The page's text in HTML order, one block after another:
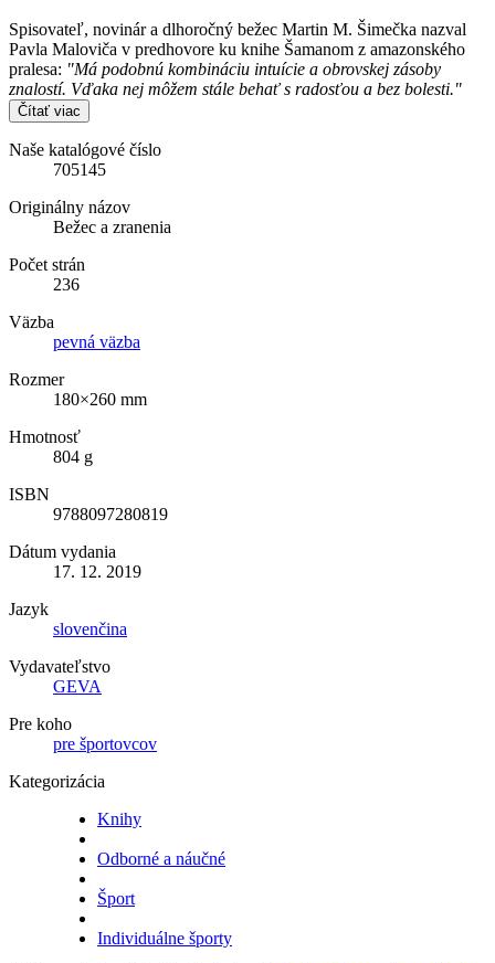
Spisovateľ, novinár a dlhoročný bežec Martin M. Šimečka nazval
Pavla Maloviča v predhovore ku knihe Šamanom z amazonského
pralesa: "Má podobnú kombináciu intuície a obrovskej zásoby
znalostí. Vďaka nej môžem stále behať s radosťou a bez bolesti."
Čítať viac
Naše katalógové číslo
705145
Originálny názov
Bežec a zranenia
Počet strán
236
Väzba
pevná väzba
Rozmer
180×260 mm
Hmotnosť
804 g
ISBN
9788097280819
Dátum vydania
17. 12. 2019
Jazyk
slovenčina
Vydavateľstvo
GEVA
Pre koho
pre športovcov
Kategorizácia
Knihy
Odborné a náučné
Šport
Individuálne športy